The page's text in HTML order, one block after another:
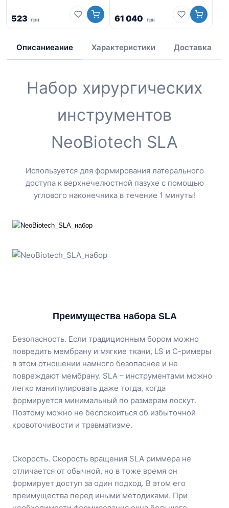
523 грн 61 040 грн
Описаниеание Характеристики Доставка
Набор хирургических
инструментов
NeoBiotech SLA
Используется для формирования латерального
доступа к верхнечелюстной пазухе с помощью
углового наконечника в течение 1 минуты!
Преимущества набора SLA
Безопасность. Если традиционным бором можно
повредить мембрану и мягкие ткани, LS и С-римеры
в этом отношении намного безопаснее и не
повреждают мембрану. SLA – инструментами можно
легко манипулировать даже тогда, когда
формируется минимальный по размерам лоскут.
Поэтому можно не беспокоиться об избыточной
кровоточивости и травматизме.
Скорость. Скорость вращения SLA риммера не
отличается от обычной, но в тоже время он
формирует доступ за один подход. В этом его
преимущества перед иными методиками. При